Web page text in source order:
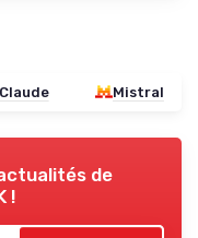
Mistral
de
!